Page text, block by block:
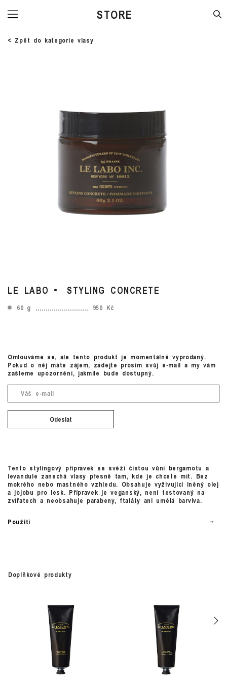
STORE
< Zpět do kategorie vlasy
LE LABO STYLING CONCRETE
60 g 950 Kč
Omlouváme se, ale tento produkt je momentálně vyprodaný.
Pokud o něj máte zájem, zadejte prosím svůj e‑mail a my vám
zašleme upozornění, jakmile bude dostupný.
Odeslat
Tento stylingový přípravek se svěží čistou vůní bergamotu a
levandule zanechá vlasy přesně tam, kde je chcete mít. Bez
mokrého nebo mastného vzhledu. Obsahuje vyživující lněný olej
a jojobu pro lesk. Přípravek je veganský, není testovaný na
zvířatech a neobsahuje parabeny, ftaláty ani umělá barviva.
Použití
Doplňkové produkty